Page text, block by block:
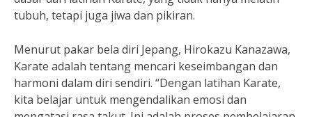
tubuh, tetapi juga jiwa dan pikiran.
Menurut pakar bela diri Jepang, Hirokazu Kanazawa,
Karate adalah tentang mencari keseimbangan dan
harmoni dalam diri sendiri. “Dengan latihan Karate,
kita belajar untuk mengendalikan emosi dan